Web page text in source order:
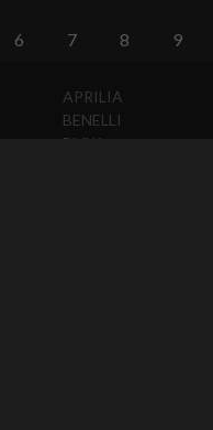
6 7 8 9
APRILIA
BENELLI
BMW